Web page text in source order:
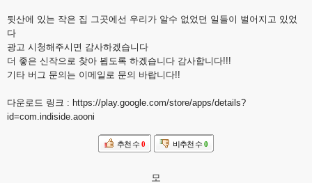
뒷산에 있는 작은 집 그곳에선 우리가 알수 없었던 일들이 벌어지고 있었
다
광고 시청해주시면 감사하겠습니다
더 좋은 신작으로 찾아 뵙도록 하겠습니다 감사합니다!!!
기타 버그 문의는 이메일로 문의 바랍니다!!
다운로드 링크 : https://play.google.com/store/apps/details?
id=com.indiside.aooni
추천 수 0 비추천 수 0
모